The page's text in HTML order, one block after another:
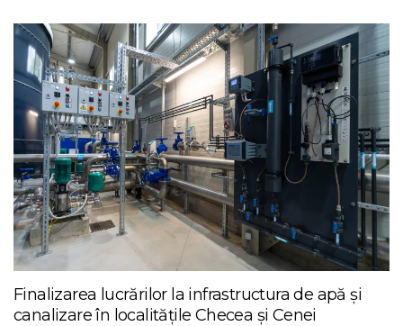
Finalizarea lucrărilor la infrastructura de apă și
canalizare în localitățile Checea și Cenei